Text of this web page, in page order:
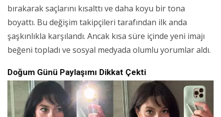
bırakarak saçlarını kısalttı ve daha koyu bir tona
boyattı. Bu değişim takipçileri tarafından ilk anda
şaşkınlıkla karşılandı. Ancak kısa süre içinde yeni imajı
beğeni topladı ve sosyal medyada olumlu yorumlar aldı.
Doğum Günü Paylaşımı Dikkat Çekti